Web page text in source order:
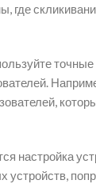
где
настройка